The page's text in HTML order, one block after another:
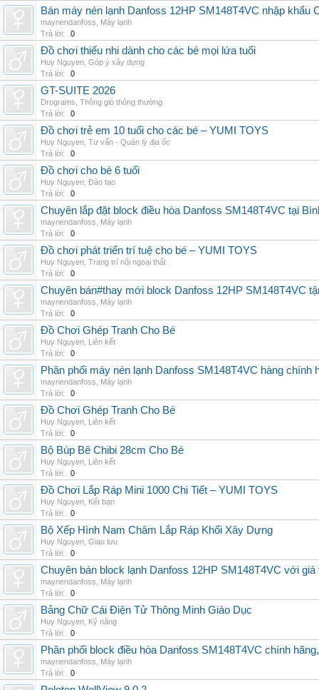
Bán máy nén lạnh Danfoss 12HP SM148T4VC nhập khẩu
maynendanfoss
Máy lạnh
Trả lời:
0
Đồ chơi thiếu nhi dành cho các bé mọi lứa tuổi
Huy Nguyen Góp ý xây dựng
Trả lời:
0
GT-SUITE 2026
Drograms Thông gió thông thường
Trả lời:
0
Đồ chơi trẻ em 10 tuổi cho các bé – YUMI TOYS
Huy Nguyen Tư vấn - Quản lý địa ốc
Trả lời:
0
Đồ chơi cho bé 6 tuổi
Huy Nguyen Đào tạo
Trả lời:
0
Chuyên lắp đặt block điều hòa Danfoss SM148T4VC tại
maynendanfoss
Máy lạnh
Trả lời:
0
Đồ chơi phát triển trí tuệ cho bé – YUMI TOYS
Huy Nguyen Trang trí nội ngoại thất
Trả lời:
0
Chuyên bán#thay mới block Danfoss 12HP SM148T4VC
maynendanfoss
Máy lạnh
Trả lời:
0
Đồ Chơi Ghép Tranh Cho Bé
Huy Nguyen Liên kết
Trả lời:
0
Phân phối máy nén lạnh Danfoss SM148T4VC hàng chính
maynendanfoss
Máy lạnh
Trả lời:
0
Đồ Chơi Ghép Tranh Cho Bé
Huy Nguyen Liên kết
Trả lời:
0
Bộ Búp Bê Chibi 28cm Cho Bé
Huy Nguyen Liên kết
Trả lời:
0
Đồ Chơi Lắp Ráp Mini 1000 Chi Tiết – YUMI TOYS
Huy Nguyen Kết bạn
Trả lời:
0
Bộ Xếp Hình Nam Châm Lắp Ráp Khối Xây Dựng
Huy Nguyen Giao lưu
Trả lời:
0
Chuyên bán block lạnh Danfoss 12HP SM148T4VC với
maynendanfoss
Máy lạnh
Trả lời:
0
Bảng Chữ Cái Điện Tử Thông Minh Giáo Dục
Huy Nguyen Kỹ năng
Trả lời:
0
Phân phối block điều hòa Danfoss SM148T4VC chính
maynendanfoss
Máy lạnh
Trả lời:
0